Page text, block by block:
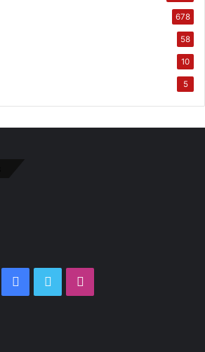
678
58
10
5
Facebook
Twitter